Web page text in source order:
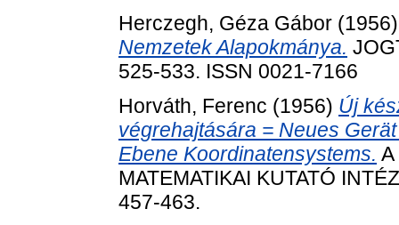
Herczegh, Géza Gábor
Nemzetek Alapokmánya.
525-533. ISSN 0021-7166
Horváth, Ferenc (1956) Új
végrehajtására = Neues
Ebene Koordinatensystems. A
MATEMATIKAI KUTATÓ
457-463.